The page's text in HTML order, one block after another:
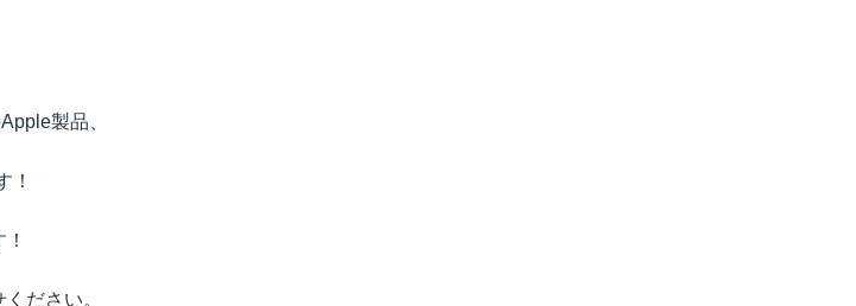
製品、
！
ださい。